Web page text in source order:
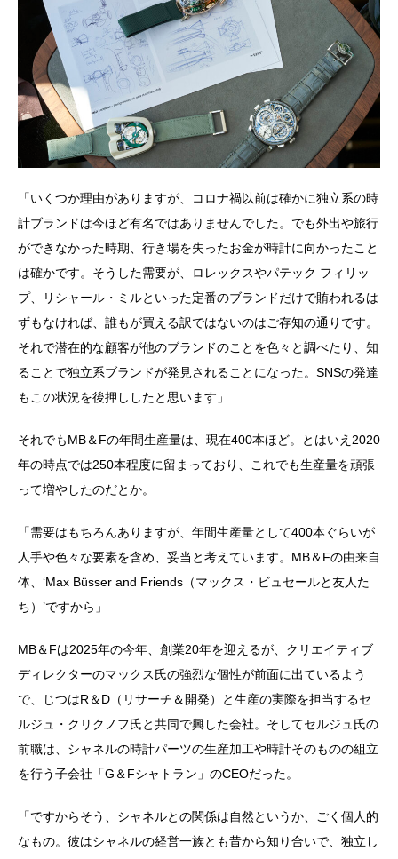
「いくつか理由がありますが、コロナ禍以前は確かに独立系の時
計ブランドは今ほど有名ではありませんでした。でも外出や旅行
ができなかった時期、行き場を失ったお金が時計に向かったこと
は確かです。そうした需要が、ロレックスやパテック フィリッ
プ、リシャール・ミルといった定番のブランドだけで賄われるは
ずもなければ、誰もが買える訳ではないのはご存知の通りです。
それで潜在的な顧客が他のブランドのことを色々と調べたり、知
ることで独立系ブランドが発見されることになった。SNSの発達
もこの状況を後押ししたと思います」
それでもMB＆Fの年間生産量は、現在400本ほど。とはいえ2020
年の時点では250本程度に留まっており、これでも生産量を頑張
って増やしたのだとか。
「需要はもちろんありますが、年間生産量として400本ぐらいが
人手や色々な要素を含め、妥当と考えています。MB＆Fの由来自
体、‘Max Büsser and Friends（マックス・ビュセールと友人た
ち）’ですから」
MB＆Fは2025年の今年、創業20年を迎えるが、クリエイティブ
ディレクターのマックス氏の強烈な個性が前面に出ているよう
で、じつはR＆D（リサーチ＆開発）と生産の実際を担当するセ
ルジュ・クリクノフ氏と共同で興した会社。そしてセルジュ氏の
前職は、シャネルの時計パーツの生産加工や時計そのものの組立
を行う子会社「G＆Fシャトラン」のCEOだった。
「ですからそう、シャネルとの関係は自然というか、ごく個人的
なもの。彼はシャネルの経営一族とも昔から知り合いで、独立し